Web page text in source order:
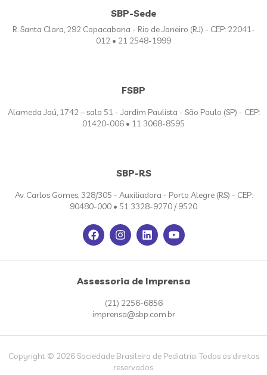
SBP-Sede
R. Santa Clara, 292 Copacabana - Rio de Janeiro (RJ) - CEP: 22041-
012 • 21 2548-1999
FSBP
Alameda Jaú, 1742 – sala 51 - Jardim Paulista - São Paulo (SP) - CEP:
01420-006 • 11 3068-8595
SBP-RS
Av. Carlos Gomes, 328/305 - Auxiliadora - Porto Alegre (RS) - CEP:
90480-000 • 51 3328-9270 / 9520
Assessoria de Imprensa
(21) 2256-6856
imprensa@sbp.com.br
Copyright © 2026 Sociedade Brasileira de Pediatria. Todos os direitos
reservados.